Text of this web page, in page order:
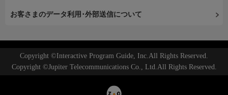
お客さまのデータ利用･外部送信について
Copyright ©Interactive Program Guide, Inc.All Rights Reserved.
Copyright ©Jupiter Telecommunications Co., Ltd.All Rights Reserved.